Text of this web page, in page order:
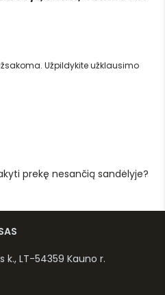
Užpildykite užklausimo
prekę nesančią sandėlyje?
k., LT-54359 Kauno r.